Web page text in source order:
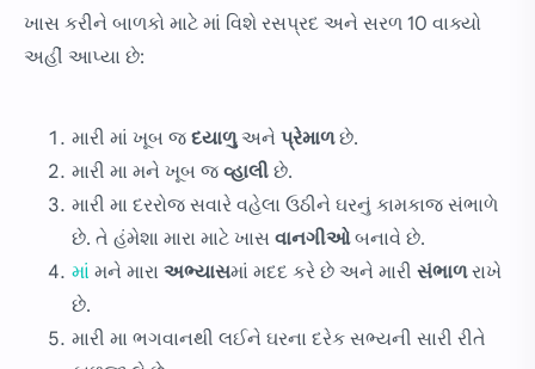
ખાસ કરીને બાળકો માટે માં વિશે રસપ્રદ અને સરળ 10 વાક્યો
અહીં આપ્યા છે:
મારી માં ખૂબ જ દયાળુઅને પ્રેમાળછે.
મારી મા મને ખૂબ જ વ્હાલી છે.
મારી મા દરરોજ સવારે વહેલા ઉઠીને ઘરનું કામકાજ સંભાળે
છે. તે હંમેશા મારા માટે ખાસ વાનગીઓબનાવે છે.
માં મને મારા અભ્યાસમાં મદદ કરે છે અને મારી સંભાળરાખે
છે.
મારી મા ભગવાનથી લઈને ઘરના દરેક સભ્યની સારી રીતે